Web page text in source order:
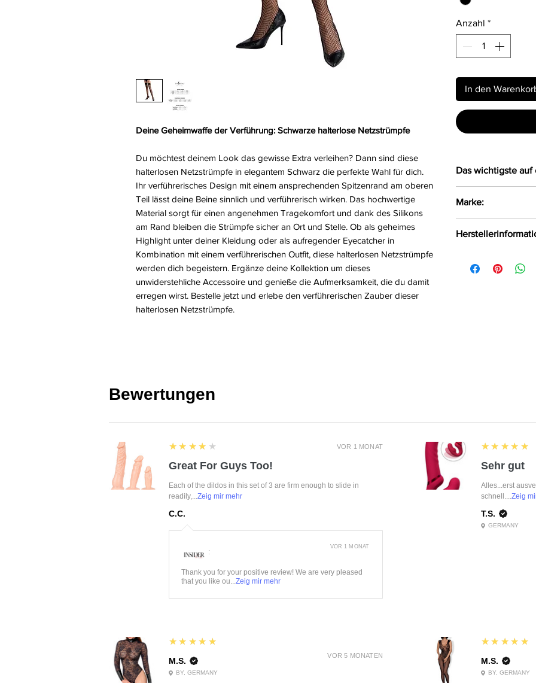
Deine Geheimwaffe der Verführung: Schwarze halterlose Netzstrümpfe
Du möchtest deinem Look das gewisse Extra verleihen? Dann sind diese
halterlosen Netzstrümpfe in elegantem Schwarz die perfekte Wahl für dich.
Ihr verführerisches Design mit einem ansprechenden Spitzenrand am oberen
Teil lässt deine Beine sinnlich und verführerisch wirken. Das hochwertige
Material sorgt für einen angenehmen Tragekomfort und dank des Silikons
am Rand bleiben die Strümpfe sicher an Ort und Stelle. Ob als geheimes
Highlight unter deiner Kleidung oder als aufregender Eyecatcher in
Kombination mit einem verführerischen Outfit, diese halterlosen Netzstrümpfe
werden dich begeistern. Ergänze deine Kollektion um dieses
unwiderstehliche Accessoire und genieße die Aufmerksamkeit, die du damit
erregen wirst. Bestelle jetzt und erlebe den verführerischen Zauber dieser
halterlosen Netzstrümpfe.
Anzahl *
In den
Das wichtigste auf
Netzstrümpfe
Obenrum mit
Spitzenrand
Größe:
1/2, 3/4, 5
Marke:
Ul. Siemońska 11
Bewertungen
VOR 1 MONAT
4
★★★★★
Great For Guys Too!
Each of the dildos in this set of 3 are firm enough to slide in
readily,...Zeig mir mehr
C.C.
:
Thank you for your positive review! We are very pleased
that you like ou...Zeig mir mehr
VOR 1 MONAT
5
★★★★★
Sehr gut
Alles...erst
schnell....Zeig
T.S.
GERMANY
VOR 5 MONATEN
5
★★★★★
M.S.
BY, GERMANY
5
★★★★★
M.S.
BY, GERMANY